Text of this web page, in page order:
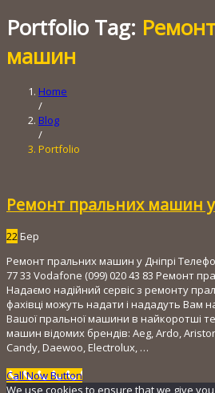
Portfolio Tag:
машин
Home
/
Blog
/
Portfolio
Ремонт пральних машин у
22 Бер
Ремонт пральних машин у Дніпрі
77 33 Vodafone (099) 020 43 83 Ремонт
Надаємо надійний сервіс з ремонту
фахівці можуть надати і нададуть Вам
Вашої пральної машини в найкоротші
машин відомих брендів: Aeg, Ardo,
Candy, Daewoo, Electrolux, …
Call Now Button
We use cookies to ensure that we give